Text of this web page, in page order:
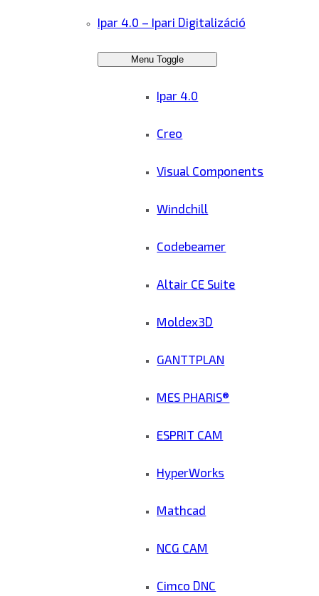
Ipar 4.0 – Ipari Digitalizáció
Menu Toggle
Ipar 4.0
Creo
Visual Components
Windchill
Codebeamer
Altair CE Suite
Moldex3D
GANTTPLAN
MES PHARIS®
ESPRIT CAM
HyperWorks
Mathcad
NCG CAM
Cimco DNC